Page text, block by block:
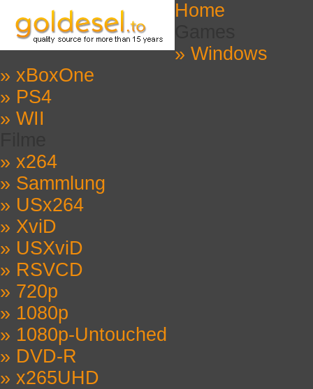
Home
» Windows
» xBoxOne
» PS4
» WII
» x264
» Sammlung
» USx264
» XviD
» USXviD
» RSVCD
» 720p
» 1080p
» 1080p-Untouched
» DVD-R
» x265UHD